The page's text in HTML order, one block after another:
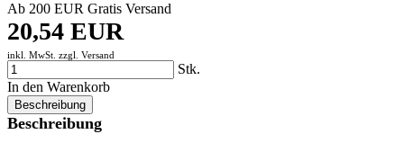
Ab 200 EUR Gratis Versand
20,54 EUR
inkl. MwSt. zzgl. Versand
Stk.
In den Warenkorb
Beschreibung
Beschreibung